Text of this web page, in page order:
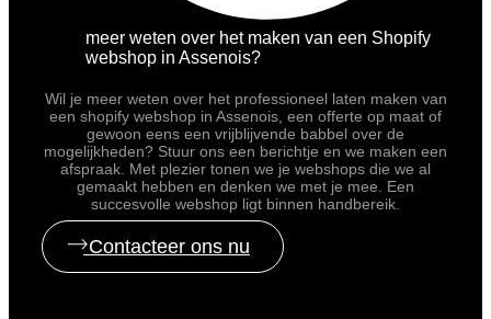
meer weten over het maken van een Shopify
webshop in Assenois?
Wil je meer weten over het professioneel laten maken van
een shopify webshop in Assenois, een offerte op maat of
gewoon eens een vrijblijvende babbel over de
mogelijkheden? Stuur ons een berichtje en we maken een
afspraak. Met plezier tonen we je webshops die we al
gemaakt hebben en denken we met je mee. Een
succesvolle webshop ligt binnen handbereik.
Contacteer ons nu